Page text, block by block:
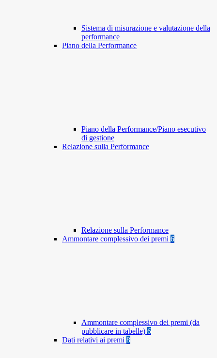
Sistema di misurazione e valutazione della
performance
Piano della Performance
Piano della Performance/Piano esecutivo
di gestione
Relazione sulla Performance
Relazione sulla Performance
Ammontare complessivo dei premi 6
Ammontare complessivo dei premi (da
pubblicare in tabelle) 6
Dati relativi ai premi 8